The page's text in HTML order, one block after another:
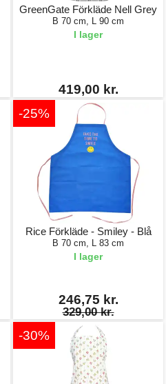
GreenGate Förkläde Nell Grey
B 70 cm, L 90 cm
I lager
419,00 kr.
-25%
Rice Förkläde - Smiley - Blå
B 70 cm, L 83 cm
I lager
246,75 kr.
329,00 kr.
-30%